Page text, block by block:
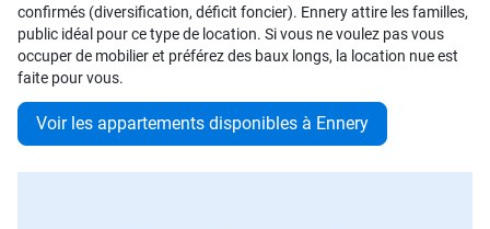
confirmés (diversification, déficit foncier). Ennery attire les familles,
public idéal pour ce type de location. Si vous ne voulez pas vous
occuper de mobilier et préférez des baux longs, la location nue est
faite pour vous.
Voir les appartements disponibles à Ennery